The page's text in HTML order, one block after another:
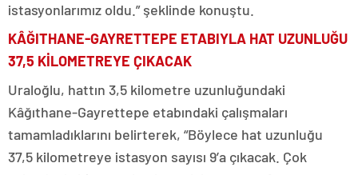
istasyonlarımız oldu.” şeklinde konuştu.
KÂĞITHANE-GAYRETTEPE ETABIYLA HAT UZUNLUĞU
37,5 KİLOMETREYE ÇIKACAK
Uraloğlu, hattın 3,5 kilometre uzunluğundaki
Kâğıthane-Gayrettepe etabındaki çalışmaları
tamamladıklarını belirterek, “Böylece hat uzunluğu
37,5 kilometreye istasyon sayısı 9’a çıkacak. Çok